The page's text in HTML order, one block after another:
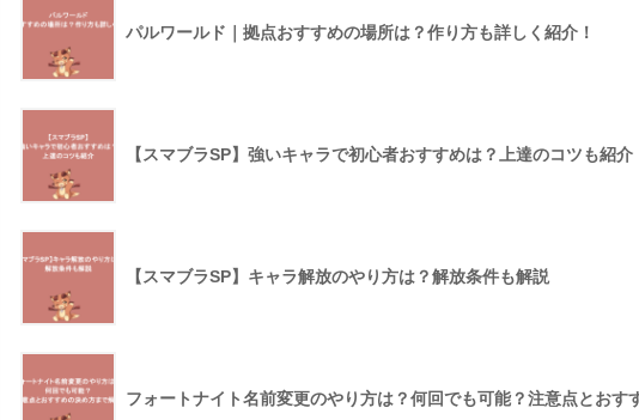
パルワールド｜拠点おすすめの場所は？作り方も詳しく紹介！
【スマブラSP】強いキャラで初心者おすすめは？上達のコツも紹介
【スマブラSP】キャラ解放のやり方は？解放条件も解説
フォートナイト名前変更のやり方は？何回でも可能？注意点とおす